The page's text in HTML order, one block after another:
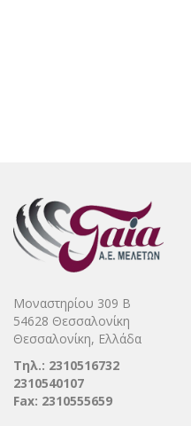
Μοναστηρίου 309 Β
54628 Θεσσαλονίκη
Θεσσαλονίκη, Ελλάδα
Τηλ.: 2310516732
2310540107
Fax: 2310555659